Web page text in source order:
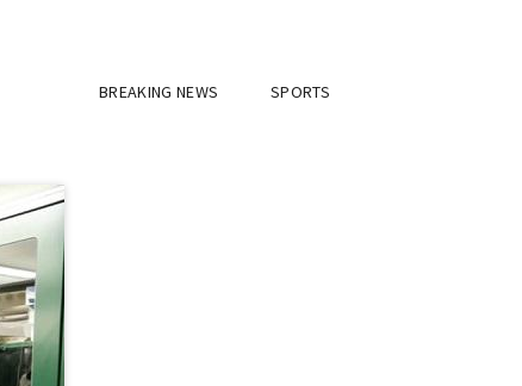
BREAKING NEWS SPORTS